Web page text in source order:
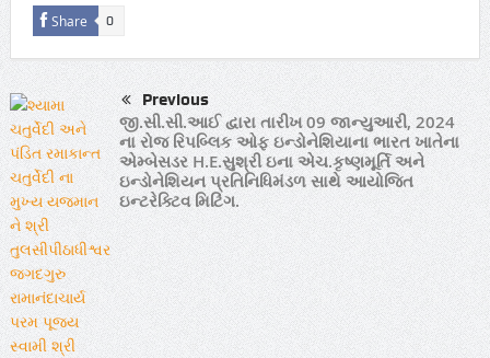
Share 0
Previous
જી.સી.સી.આઈ દ્વારા તારીખ 09 જાન્યુઆરી, 2024
ના રોજ રિપબ્લિક ઓફ ઇન્ડોનેશિયાના ભારત ખાતેના
એમ્બેસડર H.E.સુશ્રી ઇના એચ.કૃષ્ણમૂર્તિ અને
ઇન્ડોનેશિયન પ્રતિનિધિમંડળ સાથે આયોજિત
ઇન્ટરેક્ટિવ મિટિંગ.